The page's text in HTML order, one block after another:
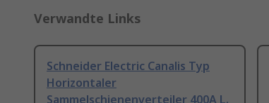
Verwandte Links
Schneider Electric Canalis Typ
Horizontaler
Sammelschienenverteiler 400A L.